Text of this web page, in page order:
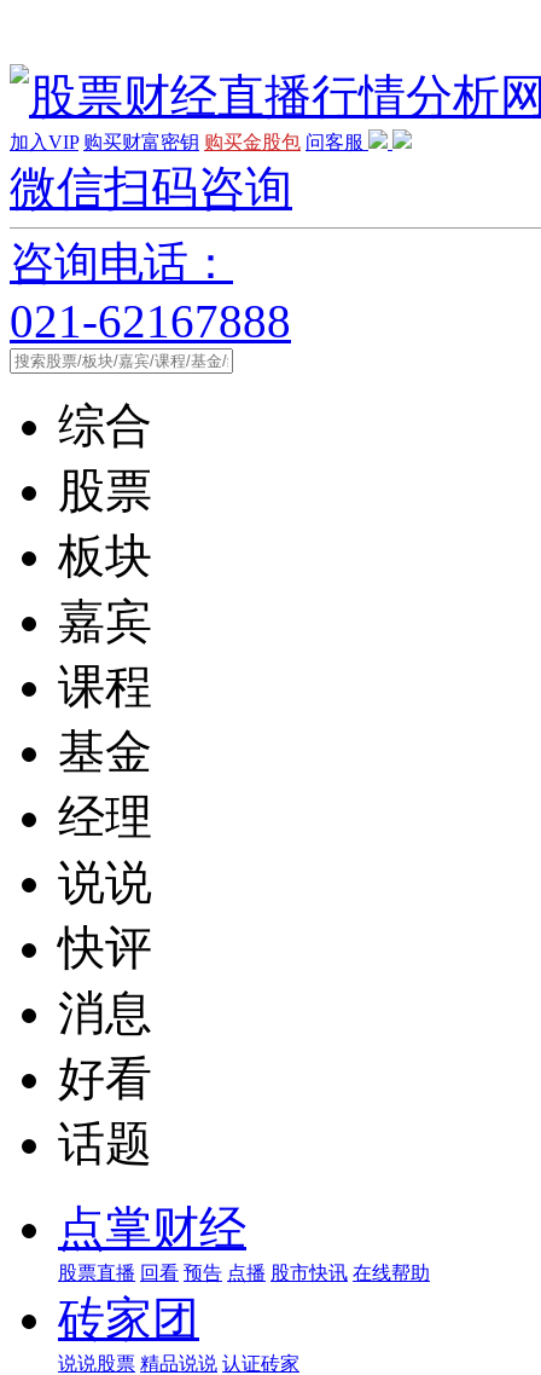
加入VIP 购买财富密钥 购买金股包 问客服
微信扫码咨询
咨询电话：
021-62167888
综合
股票
板块
嘉宾
课程
基金
经理
说说
快评
消息
好看
话题
点掌财经
股票直播 回看 预告 点播 股市快讯 在线帮助
砖家团
说说股票 精品说说 认证砖家